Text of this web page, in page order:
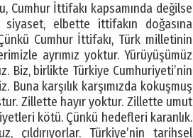
Cumhur İttifakı kapsamında değilse
elbette ittifakın doğasına
Cumhur İttifakı, Türk milletinin
ayrımız yoktur. Yürüyüşümüz
Biz, birlikte Türkiye Cumhuriyeti’nin
karşılık karşımızda kokuşmuş
Zillette hayır yoktur. Zillette umut
kötü. Çünkü hedefleri karanlık.
Türkiye’nin tarihsel